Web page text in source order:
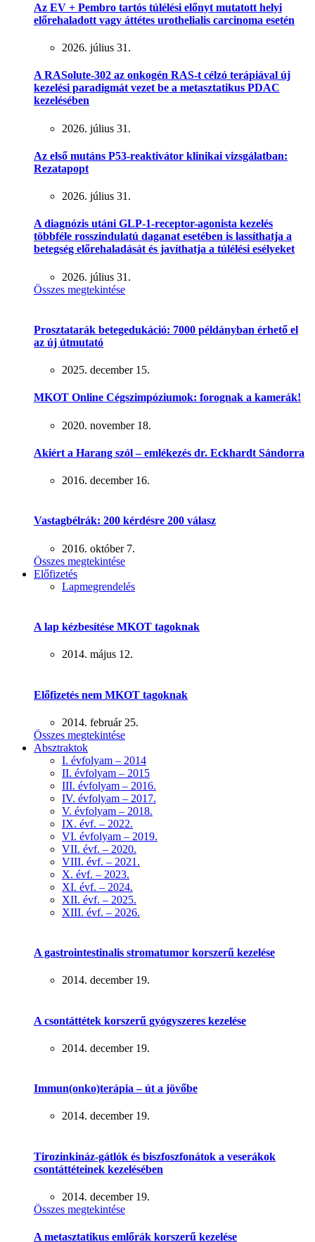
Az EV + Pembro tartós túlélési előnyt mutatott helyi
előrehaladott vagy áttétes urothelialis carcinoma esetén
2026. július 31.
A RASolute-302 az onkogén RAS-t célzó terápiával új
kezelési paradigmát vezet be a metasztatikus PDAC
kezelésében
2026. július 31.
Az első mutáns P53-reaktivátor klinikai vizsgálatban:
Rezatapopt
2026. július 31.
A diagnózis utáni GLP-1-receptor-agonista kezelés
többféle rosszindulatú daganat esetében is lassíthatja a
betegség előrehaladását és javíthatja a túlélési esélyeket
2026. július 31.
Összes megtekintése
Prosztatarák betegedukáció: 7000 példányban érhető el
az új útmutató
2025. december 15.
MKOT Online Cégszimpóziumok: forognak a kamerák!
2020. november 18.
Akiért a Harang szól – emlékezés dr. Eckhardt Sándorra
2016. december 16.
Vastagbélrák: 200 kérdésre 200 válasz
2016. október 7.
Összes megtekintése
Előfizetés
Lapmegrendelés
A lap kézbesítése MKOT tagoknak
2014. május 12.
Előfizetés nem MKOT tagoknak
2014. február 25.
Összes megtekintése
Absztraktok
I. évfolyam – 2014
II. évfolyam – 2015
III. évfolyam – 2016.
IV. évfolyam – 2017.
V. évfolyam – 2018.
IX. évf. – 2022.
VI. évfolyam – 2019.
VII. évf. – 2020.
VIII. évf. – 2021.
X. évf. – 2023.
XI. évf. – 2024.
XII. évf. – 2025.
XIII. évf. – 2026.
A gastrointestinalis stromatumor korszerű kezelése
2014. december 19.
A csontáttétek korszerű gyógyszeres kezelése
2014. december 19.
Immun(onko)terápia – út a jövőbe
2014. december 19.
Tirozinkináz-gátlók és biszfoszfonátok a veserákok
csontáttéteinek kezelésében
2014. december 19.
Összes megtekintése
A metasztatikus emlőrák korszerű kezelése